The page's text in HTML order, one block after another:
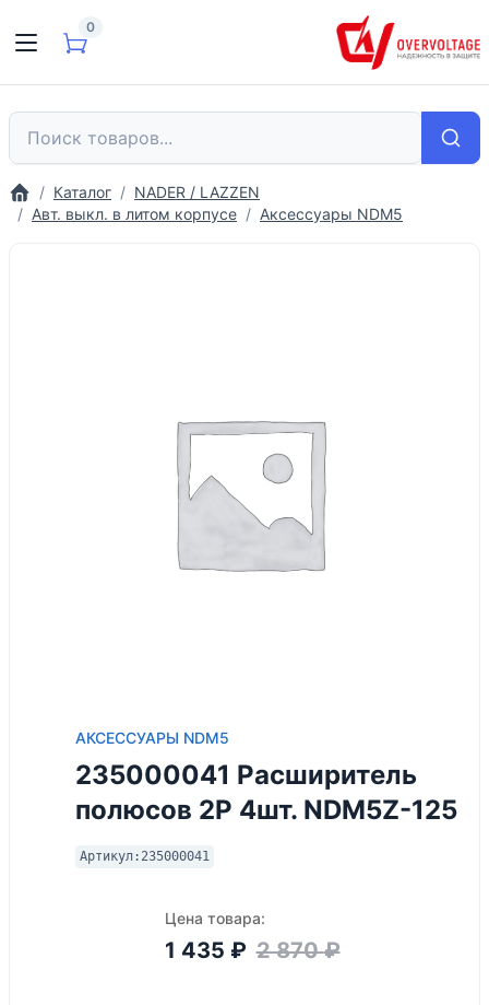
0
Каталог
NADER / LAZZEN
Авт. выкл. в литом корпусе
Аксессуары NDM5
АКСЕССУАРЫ NDM5
235000041 Расширитель
полюсов 2P 4шт. NDM5Z-125
Артикул: 235000041
Цена товара:
1 435 ₽ 2 870₽